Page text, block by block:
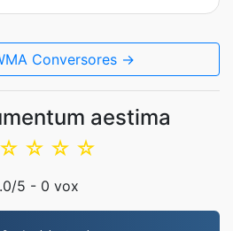
Conversores →
aestima
☆
☆
☆
☆
/5 - 0 vox